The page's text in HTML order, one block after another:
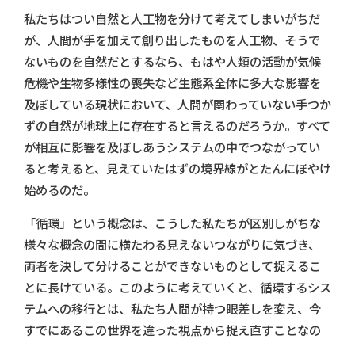
私たちはつい自然と人工物を分けて考えてしまいがちだ
が、人間が手を加えて創り出したものを人工物、そうで
ないものを自然だとするなら、もはや人類の活動が気候
危機や生物多様性の喪失など生態系全体に多大な影響を
及ぼしている現状において、人間が関わっていない手つか
ずの自然が地球上に存在すると言えるのだろうか。すべて
が相互に影響を及ぼしあうシステムの中でつながってい
ると考えると、見えていたはずの境界線がとたんにぼやけ
始めるのだ。
「循環」という概念は、こうした私たちが区別しがちな
様々な概念の間に横たわる見えないつながりに気づき、
両者を決して分けることができないものとして捉えるこ
とに長けている。このように考えていくと、循環するシス
テムへの移行とは、私たち人間が持つ眼差しを変え、今
すでにあるこの世界を違った視点から捉え直すことなの